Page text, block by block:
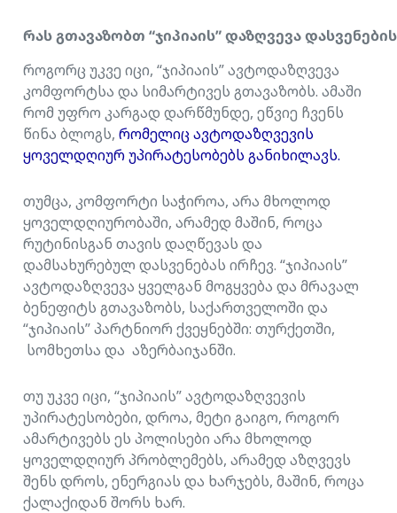
რასგთავაზობთ “ჯიპიაის”დაზღვევადასვენების
როგორც უკვე იცი, “ჯიპიაის” ავტოდაზღვევა
კომფორტსა და სიმარტივეს გთავაზობს. ამაში
რომ უფრო კარგად დარწმუნდე, ეწვიე ჩვენს
წინა ბლოგს, რომელიც ავტოდაზღვევის
ყოველდღიურ უპირატესობებს განიხილავს.
თუმცა, კომფორტი საჭიროა, არა მხოლოდ
ყოველდღიურობაში, არამედ მაშინ, როცა
რუტინისგან თავის დაღწევას და
დამსახურებულ დასვენებას ირჩევ. “ჯიპიაის”
ავტოდაზღვევა ყველგან მოგყვება და მრავალ
ბენეფიტს გთავაზობს, საქართველოში და
“ჯიპიაის” პარტნიორ ქვეყნებში: თურქეთში,
სომხეთსა და აზერბაიჯანში.
თუ უკვე იცი, “ჯიპიაის” ავტოდაზღვევის
უპირატესობები, დროა, მეტი გაიგო, როგორ
ამარტივებს ეს პოლისები არა მხოლოდ
ყოველდღიურ პრობლემებს, არამედ აზღვევს
შენს დროს, ენერგიას და ხარჯებს, მაშინ, როცა
ქალაქიდან შორს ხარ.